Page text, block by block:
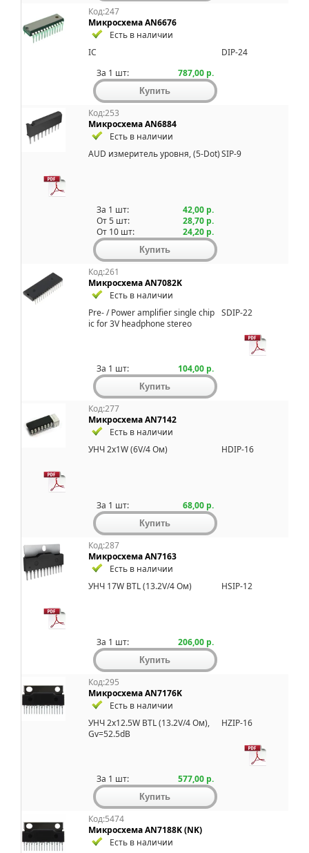
Код:247
Микросхема AN6676
Есть в наличии
IC
DIP-24
За 1 шт:
787,00 р.
Код:253
Микросхема AN6884
Есть в наличии
AUD измеpитель уpовня, (5-Dot)SIP-9
За 1 шт:
42,00 р.
От 5 шт:
28,70 р.
От 10 шт:
24,20 р.
Код:261
Микросхема AN7082K
Есть в наличии
Pre- / Power amplifier single chip
ic for 3V headphone stereo
SDIP-22
За 1 шт: 104,00 р.
Код:277
Микросхема AN7142
Есть в наличии
УHЧ 2x1W (6V/4 Ом)
HDIP-16
За 1 шт: 68,00 р.
Код:287
Микросхема AN7163
Есть в наличии
УНЧ 17W BTL (13.2V/4 Ом)
HSIP-12
За 1 шт: 206,00 р.
Код:295
Микросхема AN7176K
Есть в наличии
УHЧ 2x12.5W BTL (13.2V/4 Ом),
Gv=52.5dB
HZIP-16
За 1 шт: 577,00 р.
Код:5474
Микросхема AN7188K (NK)
Есть в наличии